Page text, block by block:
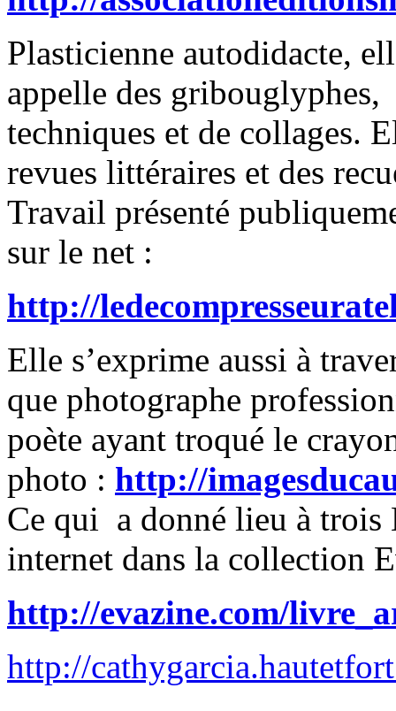
Plasticienne autodidacte,
appelle des gribouglyphes,
techniques et de collages.
revues littéraires et des
Travail présenté
sur le net :
http://
Elle s’exprime aussi à
que photographe
poète ayant troqué le
photo : http://
Ce qui a donné lieu à trois
internet dans la collection
http://evazine.com/
http://